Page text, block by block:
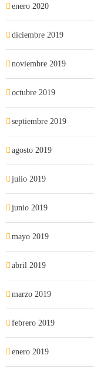
enero 2020
diciembre 2019
noviembre 2019
octubre 2019
septiembre 2019
agosto 2019
julio 2019
junio 2019
mayo 2019
abril 2019
marzo 2019
febrero 2019
enero 2019